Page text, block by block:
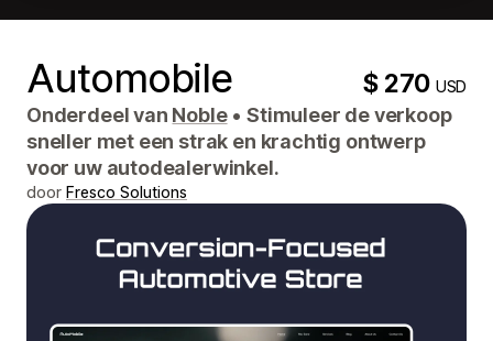
Automobile $ 270USD
Onderdeel van Noble • Stimuleer de verkoop
sneller met een strak en krachtig ontwerp
voor uw autodealerwinkel.
door Fresco Solutions